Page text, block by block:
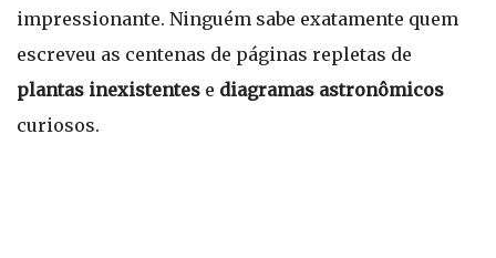
impressionante. Ninguém sabe exatamente quem
escreveu as centenas de páginas repletas de
plantas inexistentes e diagramas astronômicos
curiosos.